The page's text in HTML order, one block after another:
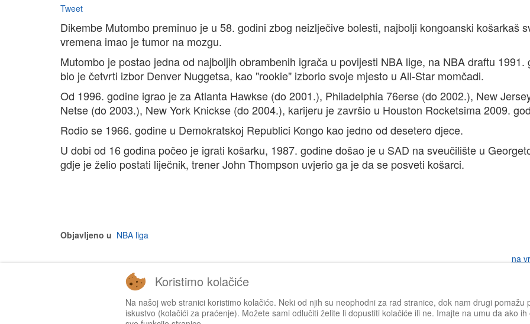
Tweet
Dikembe Mutombo preminuo je u 58. godini zbog neizlječive bolesti, najbolji kongoanski košarkaš
vremena imao je tumor na mozgu.
Mutombo je postao jedna od najboljih obrambenih igrača u povijesti NBA lige, na NBA draftu 1991.
bio je četvrti izbor Denver Nuggetsa, kao "rookie" izborio svoje mjesto u All-Star momčadi.
Od 1996. godine igrao je za Atlanta Hawkse (do 2001.), Philadelphia 76erse (do 2002.), New
Netse (do 2003.), New York Knickse (do 2004.), karijeru je završio u Houston Rocketsima 2009.
Rodio se 1966. godine u Demokratskoj Republici Kongo kao jedno od desetero djece.
U dobi od 16 godina počeo je igrati košarku, 1987. godine došao je u SAD na sveučilište u
gdje je želio postati liječnik, trener John Thompson uvjerio ga je da se posveti košarci.
Objavljeno u NBA liga
na
Impressum
Koristimo kolačiće
Na našoj web stranici koristimo kolačiće. Neki od njih su neophodni za rad stranice, dok nam drugi pomažu
iskustvo (kolačići za praćenje). Možete sami odlučiti želite li dopustiti kolačiće ili ne. Imajte na umu da ako